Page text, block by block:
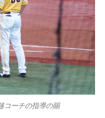
コーチの指導の賜